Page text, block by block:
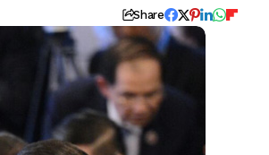
Share